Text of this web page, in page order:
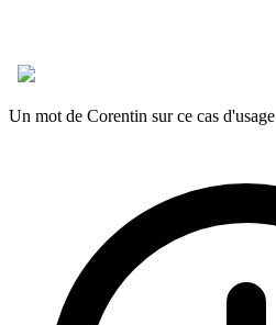
Un mot de Corentin sur ce cas d'usage